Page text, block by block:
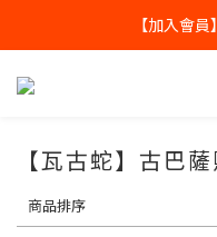
全球寄送【免運優
【加入會
【瓦古蛇】古巴
商品排序